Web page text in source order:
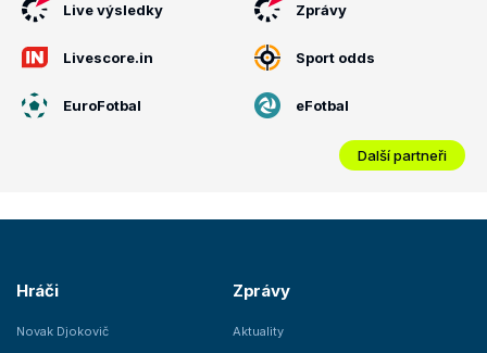
Live výsledky Zprávy
Livescore.in Sport odds
EuroFotbal eFotbal
Další partneři
Hráči
Novak Djokovič
Zprávy
Aktuality